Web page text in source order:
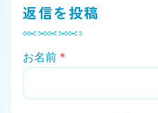
返信を投稿
お名前 *